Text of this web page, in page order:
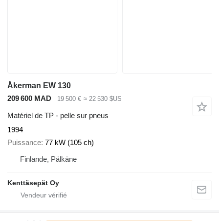
Åkerman EW 130
209 600 MAD
19 500 € ≈ 22 530 $US
Matériel de TP - pelle sur pneus
1994
Puissance 77 kW (105 ch)
Finlande, Pälkäne
Kenttäsepät Oy